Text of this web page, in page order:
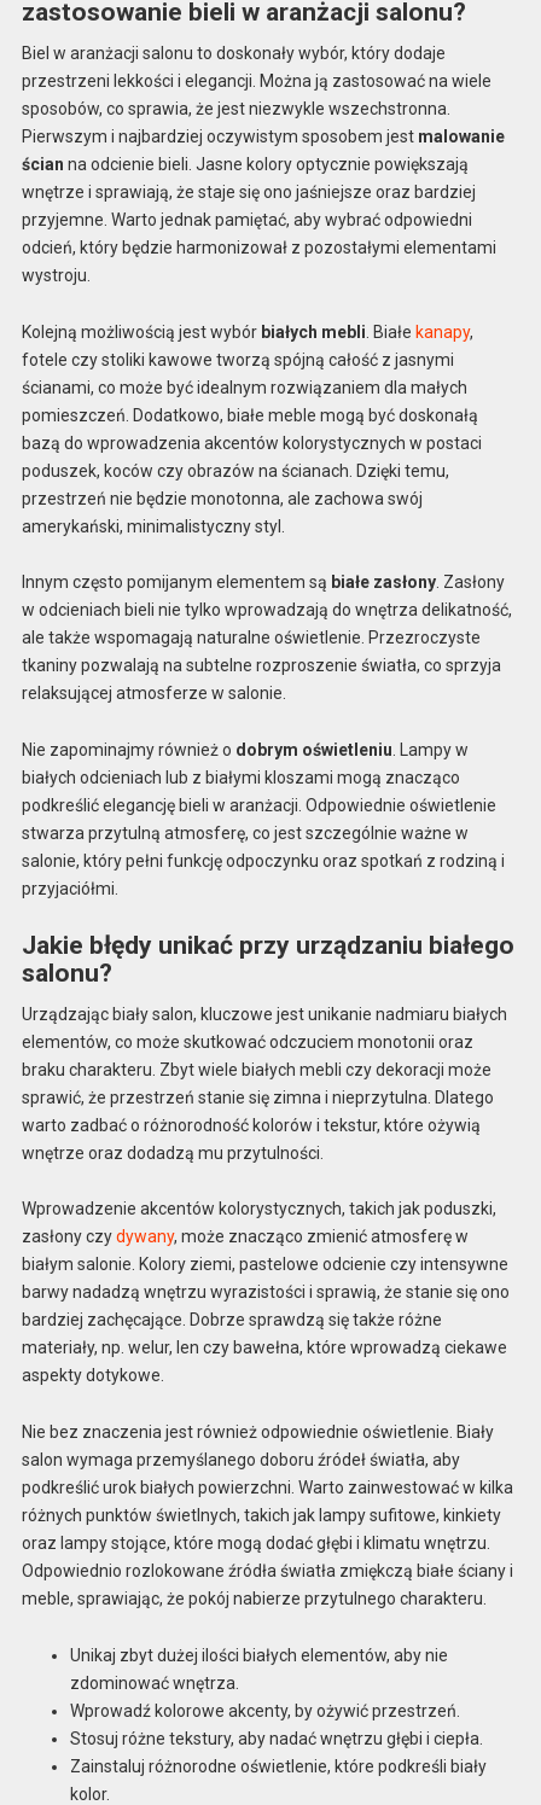
zastosowanie bieli w aranżacji salonu?
Biel w aranżacji salonu to doskonały wybór, który dodaje
przestrzeni lekkości i elegancji. Można ją zastosować na wiele
sposobów, co sprawia, że jest niezwykle wszechstronna.
Pierwszym i najbardziej oczywistym sposobem jest malowanie
ścian na odcienie bieli. Jasne kolory optycznie powiększają
wnętrze i sprawiają, że staje się ono jaśniejsze oraz bardziej
przyjemne. Warto jednak pamiętać, aby wybrać odpowiedni
odcień, który będzie harmonizował z pozostałymi elementami
wystroju.
Kolejną możliwością jest wybór białych mebli . Białe kanapy,
fotele czy stoliki kawowe tworzą spójną całość z jasnymi
ścianami, co może być idealnym rozwiązaniem dla małych
pomieszczeń. Dodatkowo, białe meble mogą być doskonałą
bazą do wprowadzenia akcentów kolorystycznych w postaci
poduszek, koców czy obrazów na ścianach. Dzięki temu,
przestrzeń nie będzie monotonna, ale zachowa swój
amerykański, minimalistyczny styl.
Innym często pomijanym elementem są białe zasłony. Zasłony
w odcieniach bieli nie tylko wprowadzają do wnętrza delikatność,
ale także wspomagają naturalne oświetlenie. Przezroczyste
tkaniny pozwalają na subtelne rozproszenie światła, co sprzyja
relaksującej atmosferze w salonie.
Nie zapominajmy również o dobrym oświetleniu. Lampy w
białych odcieniach lub z białymi kloszami mogą znacząco
podkreślić elegancję bieli w aranżacji. Odpowiednie oświetlenie
stwarza przytulną atmosferę, co jest szczególnie ważne w
salonie, który pełni funkcję odpoczynku oraz spotkań z rodziną i
przyjaciółmi.
Jakie błędy unikać przy urządzaniu białego
salonu?
Urządzając biały salon, kluczowe jest unikanie nadmiaru białych
elementów, co może skutkować odczuciem monotonii oraz
braku charakteru. Zbyt wiele białych mebli czy dekoracji może
sprawić, że przestrzeń stanie się zimna i nieprzytulna. Dlatego
warto zadbać o różnorodność kolorów i tekstur, które ożywią
wnętrze oraz dodadzą mu przytulności.
Wprowadzenie akcentów kolorystycznych, takich jak poduszki,
zasłony czydywany, może znacząco zmienić atmosferę w
białym salonie. Kolory ziemi, pastelowe odcienie czy intensywne
barwy nadadzą wnętrzu wyrazistości i sprawią, że stanie się ono
bardziej zachęcające. Dobrze sprawdzą się także różne
materiały, np. welur, len czy bawełna, które wprowadzą ciekawe
aspekty dotykowe.
Nie bez znaczenia jest również odpowiednie oświetlenie. Biały
salon wymaga przemyślanego doboru źródeł światła, aby
podkreślić urok białych powierzchni. Warto zainwestować w kilka
różnych punktów świetlnych, takich jak lampy sufitowe, kinkiety
oraz lampy stojące, które mogą dodać głębi i klimatu wnętrzu.
Odpowiednio rozlokowane źródła światła zmiękczą białe ściany i
meble, sprawiając, że pokój nabierze przytulnego charakteru.
Unikaj zbyt dużej ilości białych elementów, aby nie
zdominować wnętrza.
Wprowadź kolorowe akcenty, by ożywić przestrzeń.
Stosuj różne tekstury, aby nadać wnętrzu głębi i ciepła.
Zainstaluj różnorodne oświetlenie, które podkreśli biały
kolor.